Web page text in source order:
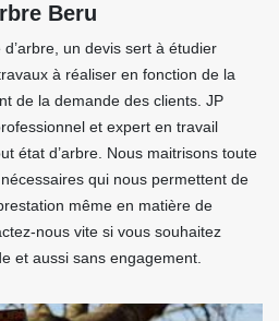
Beru
un devis sert à étudier
à réaliser en fonction de la
de la demande des clients. JP
et expert en travail
état d’arbre. Nous maitrisons toute
qui nous permettent de
même en matière de
nous vite si vous souhaitez
et aussi sans engagement.